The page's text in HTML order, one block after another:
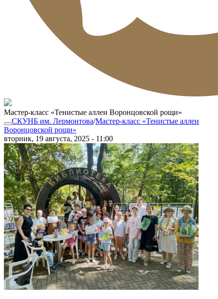
Мастер-класс «Тенистые аллеи Воронцовской рощи»
СКУНБ им. Лермонтова/Мастер-класс «Тенистые аллеи
Воронцовской рощи»
вторник, 19 августа, 2025 - 11:00